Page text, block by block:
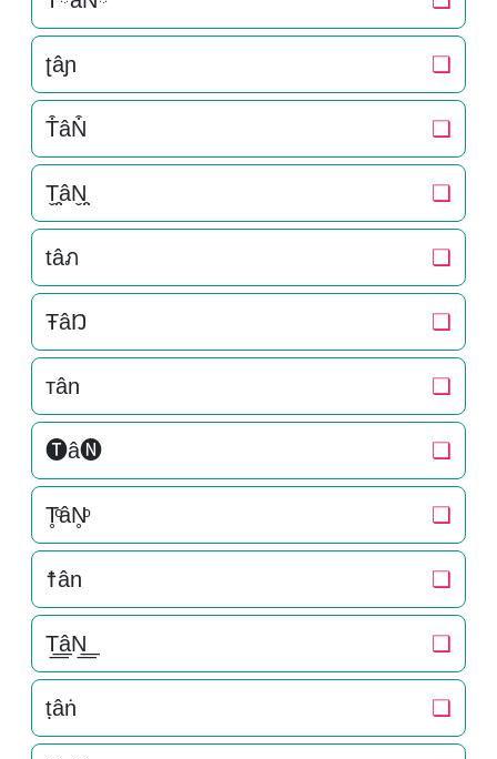
ʈâɲ ❏
T͒âN͒ ❏
T̬̤̯âN̬̤̯ ❏
tâภ ❏
ŦâŊ ❏
тân ❏
🅣â🅝 ❏
T̥ͦâN̥ͦ ❏
☨ân ❏
T͟͟âN͟͟ ❏
ṭâṅ ❏